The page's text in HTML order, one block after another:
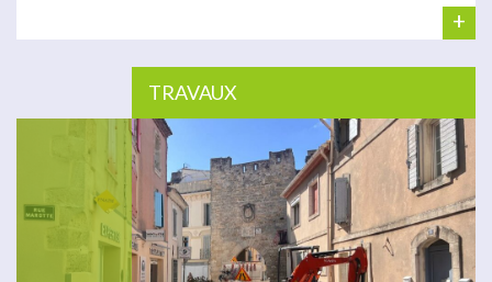
+
TRAVAUX